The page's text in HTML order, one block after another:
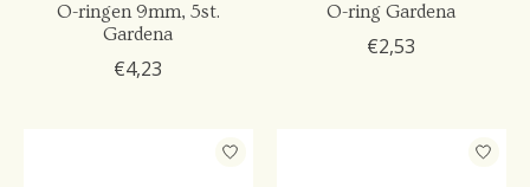
O-ringen 9mm, 5st.
Gardena
€4,23
O-ring Gardena
€2,53